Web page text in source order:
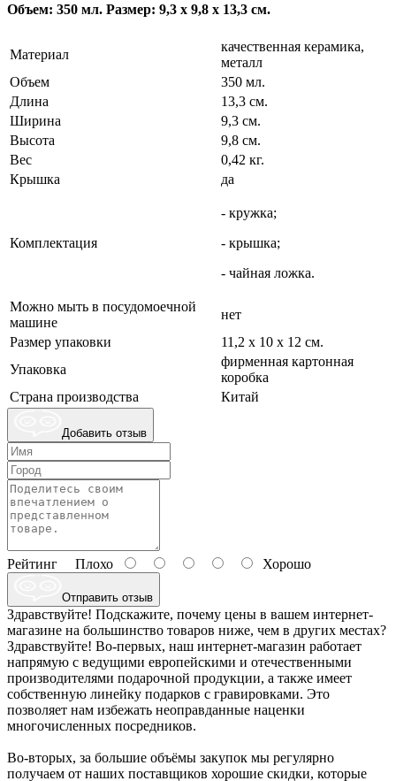
Объем: 350 мл. Размер: 9,3 х 9,8 х 13,3 см.
Материал
качественная керамика,
металл
Объем
350 мл.
Длина
13,3 см.
Ширина
9,3 см.
Высота
9,8 см.
Вес
0,42 кг.
Крышка
да
Комплектация
- кружка;
- крышка;
- чайная ложка.
Можно мыть в посудомоечной
машине
нет
Размер упаковки
11,2 х 10 х 12 см.
Упаковка
фирменная картонная
коробка
Страна производства
Китай
Добавить отзыв
Рейтинг Плохо Хорошо
Отправить отзыв
Здравствуйте! Подскажите, почему цены в вашем интернет-
магазине на большинство товаров ниже, чем в других местах?
Здравствуйте! Во-первых, наш интернет-магазин работает
напрямую с ведущими европейскими и отечественными
производителями подарочной продукции, а также имеет
собственную линейку подарков с гравировками. Это
позволяет нам избежать неоправданные наценки
многочисленных посредников.
Во-вторых, за большие объёмы закупок мы регулярно
получаем от наших поставщиков хорошие скидки, которые